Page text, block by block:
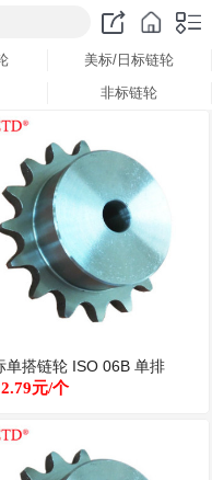
美标/日标链轮
非标链轮
单搭链轮 ISO 06B 单排
元/个